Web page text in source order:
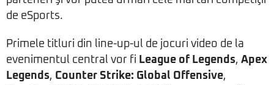
de eSports.
Primele titluri din line-up-ul de jocuri video de la
evenimentul central vor fi League of Legends, Apex
Legends, Counter Strike: Global Offensive,